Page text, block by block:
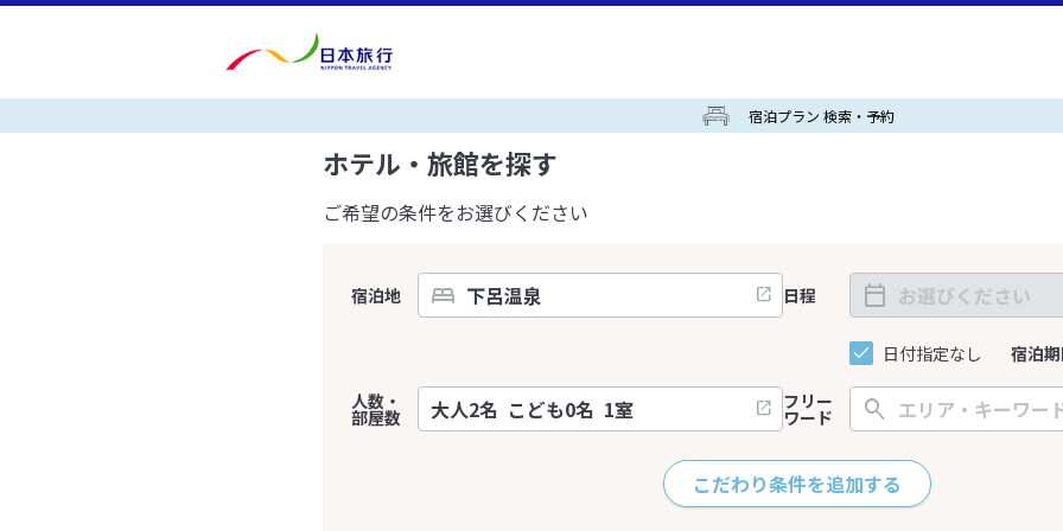
宿泊プラン 検索・予約
ホテル・旅館を探す
ご希望の条件をお選びください
宿泊地 日程
日付指定なし 宿泊
人数・
部屋数
フリー
ワード
こだわり条件を追加する